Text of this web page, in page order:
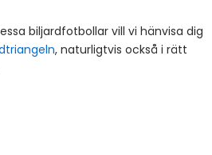
biljardfotbollar vill vi hänvisa dig
, naturligtvis också i rätt